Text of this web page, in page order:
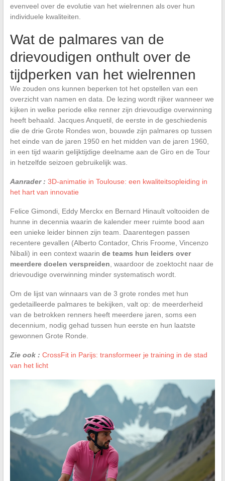
evenveel over de evolutie van het wielrennen als over hun
individuele kwaliteiten.
Wat de palmares van de
drievoudigen onthult over de
tijdperken van het wielrennen
We zouden ons kunnen beperken tot het opstellen van een
overzicht van namen en data. De lezing wordt rijker wanneer we
kijken in welke periode elke renner zijn drievoudige overwinning
heeft behaald. Jacques Anquetil, de eerste in de geschiedenis
die de drie Grote Rondes won, bouwde zijn palmares op tussen
het einde van de jaren 1950 en het midden van de jaren 1960,
in een tijd waarin gelijktijdige deelname aan de Giro en de Tour
in hetzelfde seizoen gebruikelijk was.
Aanrader : 3D-animatie in Toulouse: een kwaliteitsopleiding in
het hart van innovatie
Felice Gimondi, Eddy Merckx en Bernard Hinault voltooiden de
hunne in decennia waarin de kalender meer ruimte bood aan
een unieke leider binnen zijn team. Daarentegen passen
recentere gevallen (Alberto Contador, Chris Froome, Vincenzo
Nibali) in een context waarin de teams hun leiders over
meerdere doelen verspreiden , waardoor de zoektocht naar de
drievoudige overwinning minder systematisch wordt.
Om de lijst van winnaars van de 3 grote rondes met hun
gedetailleerde palmares te bekijken, valt op: de meerderheid
van de betrokken renners heeft meerdere jaren, soms een
decennium, nodig gehad tussen hun eerste en hun laatste
gewonnen Grote Ronde.
Zie ook : CrossFit in Parijs: transformeer je training in de stad
van het licht